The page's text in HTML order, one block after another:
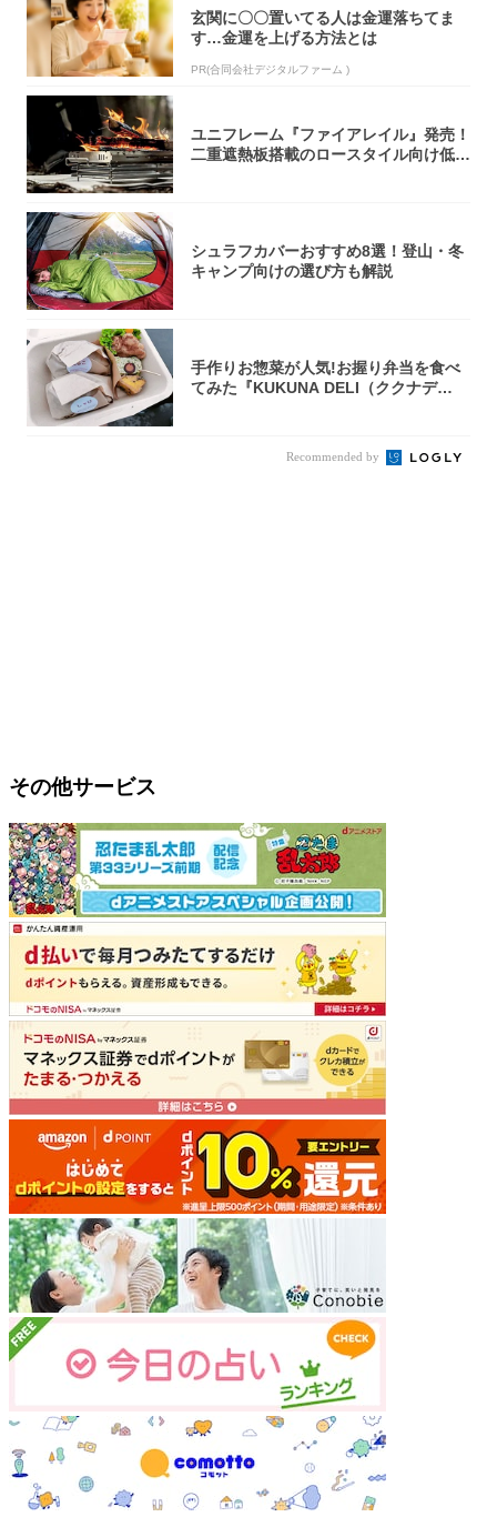
玄関に〇〇置いてる人は金運落ちてま
す…金運を上げる方法とは
PR(合同会社デジタルファーム )
ユニフレーム『ファイアレイル』発売！
二重遮熱板搭載のロースタイル向け低型
シュラフカバーおすすめ8選！登山・冬
キャンプ向けの選び方も解説
手作りお惣菜が人気!お握り弁当を食べ
てみた『KUKUNA DELI（ククナデ
Recommended by
その他サービス